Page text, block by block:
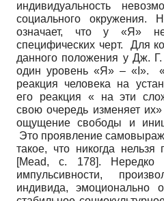
индивидуальность
социального
означает, что у «Я»
специфических черт. Для
данного положения у Дж.
один уровень «Я» – «I».
реакция человека на
его реакция « на эти
свою очередь изменяет их»
ощущение свободы и
Это проявление
такое, что никогда
[Меаd, с. 178]. Нередко
импульсивности,
индивида, эмоционально